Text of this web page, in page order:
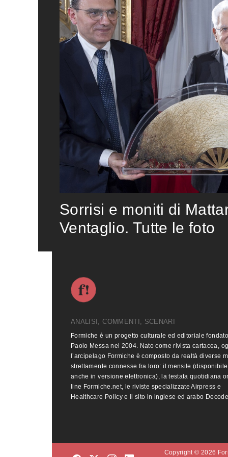
Sorrisi e moniti di
Ventaglio. Tutte le foto
ANALISI, COMMENTI, SCENARI
Formiche è un progetto culturale ed editoriale
Paolo Messa nel 2004. Nato come rivista cartacea,
l’arcipelago Formiche è composto da realtà diverse
strettamente connesse fra loro: il mensile (disponibile
anche in versione elettronica), la testata quotidiana
line Formiche.net, le riviste specializzate Airpress e
Healthcare Policy e il sito in inglese ed arabo
Copyright © 2026